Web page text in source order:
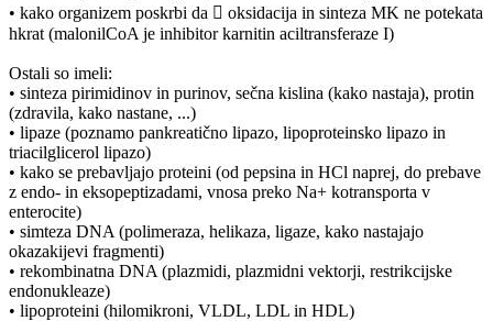
• kako organizem poskrbi da  oksidacija in sinteza MK ne potekata
hkrat (malonilCoA je inhibitor karnitin aciltransferaze I)
Ostali so imeli:
• sinteza pirimidinov in purinov, sečna kislina (kako nastaja), protin
(zdravila, kako nastane, ...)
• lipaze (poznamo pankreatično lipazo, lipoproteinsko lipazo in
triacilglicerol lipazo)
• kako se prebavljajo proteini (od pepsina in HCl naprej, do prebave
z endo- in eksopeptizadami, vnosa preko Na+ kotransporta v
enterocite)
• simteza DNA (polimeraza, helikaza, ligaze, kako nastajajo
okazakijevi fragmenti)
• rekombinatna DNA (plazmidi, plazmidni vektorji, restrikcijske
endonukleaze)
• lipoproteini (hilomikroni, VLDL, LDL in HDL)